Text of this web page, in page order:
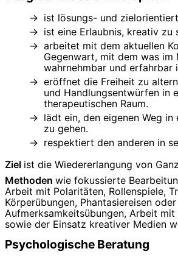
ist lösungs- und
ist eine Erlaubnis, kreativ zu
arbeitet mit dem aktuellen
Gegenwart, mit dem was im
wahrnehmbar und erfahrbar
eröffnet die Freiheit zu
und Handlungsentwürfen in
therapeutischen Raum.
lädt ein, den eigenen Weg in
zu gehen.
respektiert den anderen in
Ziel ist die Wiedererlangung von
Methoden wie fokussierte
Arbeit mit Polaritäten, Rollenspiele,
Körperübungen, Phantasiereisen oder
Aufmerksamkeitsübungen, Arbeit mit
sowie der Einsatz kreativer Medien
Psychologische Beratung